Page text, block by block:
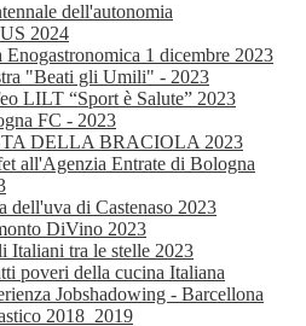
dell'autonomia
2024
Enogastronomica 1 dicembre 2023
"Beati gli Umili" - 2023
LILT “Sport è Salute” 2023
FC - 2023
DELLA BRACIOLA 2023
all'Agenzia Entrate di Bologna
dell'uva di Castenaso 2023
DiVino 2023
Italiani tra le stelle 2023
poveri della cucina Italiana
Jobshadowing - Barcellona
2018_2019